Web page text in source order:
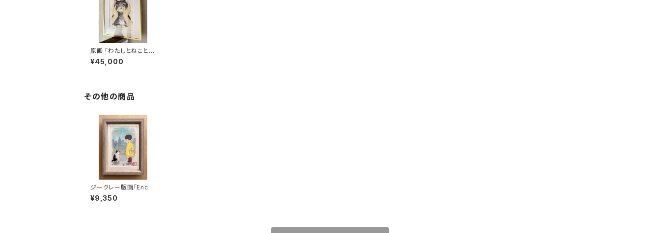
原画 「わたしとねことの
距離〜Every breath
you take」
¥45,000
その他の商品
ジークレー版画「Enco
unter ~出逢い」ポスト
カードサイズ リミテッド
¥9,350